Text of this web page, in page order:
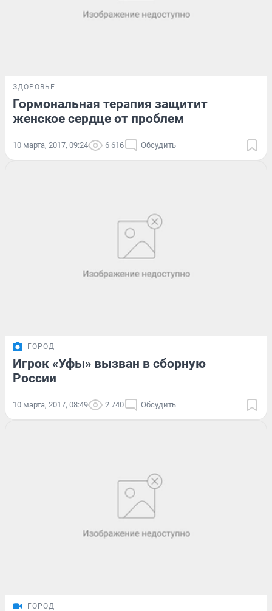
ЗДОРОВЬЕ
Гормональная терапия защитит
женское сердце от проблем
10 марта, 2017, 09:24 6 616 Обсудить
ГОРОД
Игрок «Уфы» вызван в сборную
России
10 марта, 2017, 08:49 2 740 Обсудить
ГОРОД